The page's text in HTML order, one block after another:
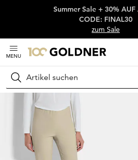
Überspringe Navigation, direkt
Summer Sale + 30% AUF
CODE: FINAL30
zum Sale
MENU
Suchen
Startseite Damenmode